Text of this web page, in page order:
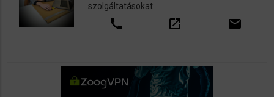
szolgáltatásokat
call open_in_new email